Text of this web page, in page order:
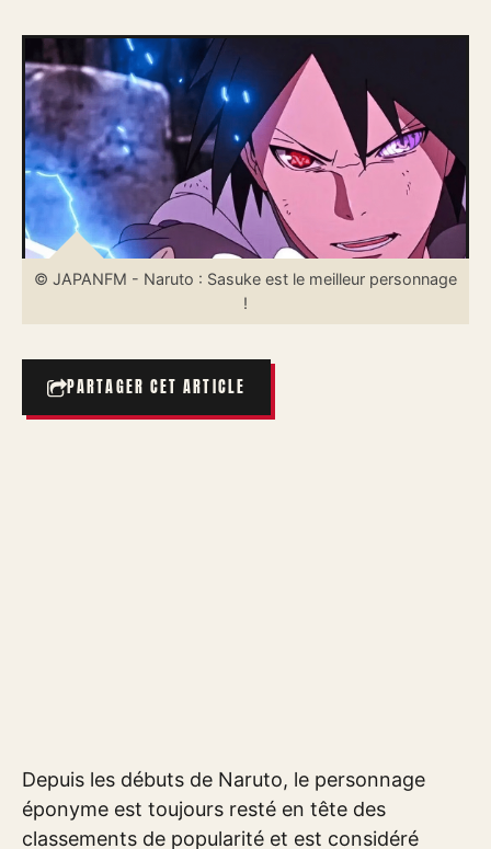
© JAPANFM - Naruto : Sasuke est le meilleur personnage
!
PARTAGER CET ARTICLE
Depuis les débuts de Naruto, le personnage
éponyme est toujours resté en tête des
classements de popularité et est considéré